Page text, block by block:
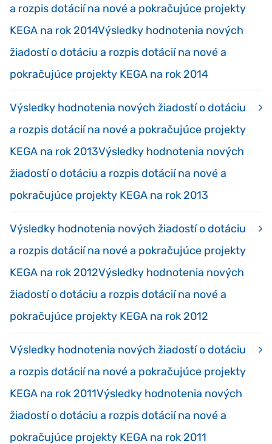
a rozpis dotácií na nové a pokračujúce projekty
KEGA na rok 2014Výsledky hodnotenia nových
žiadostí o dotáciu a rozpis dotácií na nové a
pokračujúce projekty KEGA na rok 2014
Výsledky hodnotenia nových žiadostí o dotáciu
a rozpis dotácií na nové a pokračujúce projekty
KEGA na rok 2013Výsledky hodnotenia nových
žiadostí o dotáciu a rozpis dotácií na nové a
pokračujúce projekty KEGA na rok 2013
Výsledky hodnotenia nových žiadostí o dotáciu
a rozpis dotácií na nové a pokračujúce projekty
KEGA na rok 2012Výsledky hodnotenia nových
žiadostí o dotáciu a rozpis dotácií na nové a
pokračujúce projekty KEGA na rok 2012
Výsledky hodnotenia nových žiadostí o dotáciu
a rozpis dotácií na nové a pokračujúce projekty
KEGA na rok 2011Výsledky hodnotenia nových
žiadostí o dotáciu a rozpis dotácií na nové a
pokračujúce projekty KEGA na rok 2011